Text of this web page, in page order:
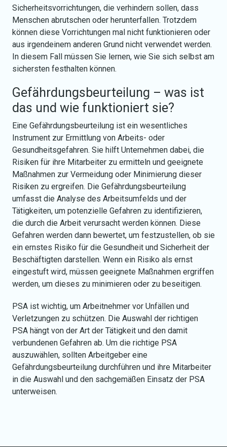
Sicherheitsvorrichtungen, die verhindern sollen, dass
Menschen abrutschen oder herunterfallen. Trotzdem
können diese Vorrichtungen mal nicht funktionieren oder
aus irgendeinem anderen Grund nicht verwendet werden.
In diesem Fall müssen Sie lernen, wie Sie sich selbst am
sichersten festhalten können.
Gefährdungsbeurteilung – was ist
das und wie funktioniert sie?
Eine Gefährdungsbeurteilung ist ein wesentliches
Instrument zur Ermittlung von Arbeits- oder
Gesundheitsgefahren. Sie hilft Unternehmen dabei, die
Risiken für ihre Mitarbeiter zu ermitteln und geeignete
Maßnahmen zur Vermeidung oder Minimierung dieser
Risiken zu ergreifen. Die Gefährdungsbeurteilung
umfasst die Analyse des Arbeitsumfelds und der
Tätigkeiten, um potenzielle Gefahren zu identifizieren,
die durch die Arbeit verursacht werden können. Diese
Gefahren werden dann bewertet, um festzustellen, ob sie
ein ernstes Risiko für die Gesundheit und Sicherheit der
Beschäftigten darstellen. Wenn ein Risiko als ernst
eingestuft wird, müssen geeignete Maßnahmen ergriffen
werden, um dieses zu minimieren oder zu beseitigen.
PSA ist wichtig, um Arbeitnehmer vor Unfällen und
Verletzungen zu schützen. Die Auswahl der richtigen
PSA hängt von der Art der Tätigkeit und den damit
verbundenen Gefahren ab. Um die richtige PSA
auszuwählen, sollten Arbeitgeber eine
Gefährdungsbeurteilung durchführen und ihre Mitarbeiter
in die Auswahl und den sachgemäßen Einsatz der PSA
unterweisen.